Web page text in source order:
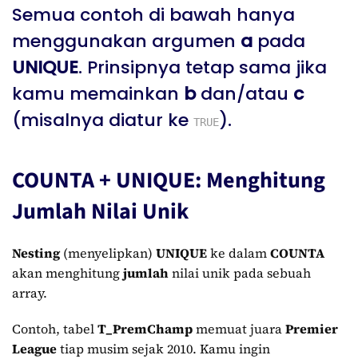
Semua contoh di bawah hanya
menggunakan argumen a pada
UNIQUE. Prinsipnya tetap sama jika
kamu memainkan bdan/atau c
(misalnya diatur ke TRUE).
COUNTA + UNIQUE: Menghitung
Jumlah Nilai Unik
Nesting(menyelipkan) UNIQUEke dalamCOUNTA
akan menghitungjumlahnilai unik pada sebuah
array.
Contoh, tabelT_PremChampmemuat juaraPremier
Leaguetiap musim sejak 2010. Kamu ingin